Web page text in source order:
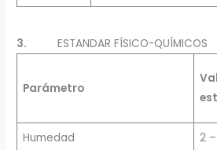
3.ESTANDAR FÍSICO-QUÍMICOS
Parámetro
Humedad
2